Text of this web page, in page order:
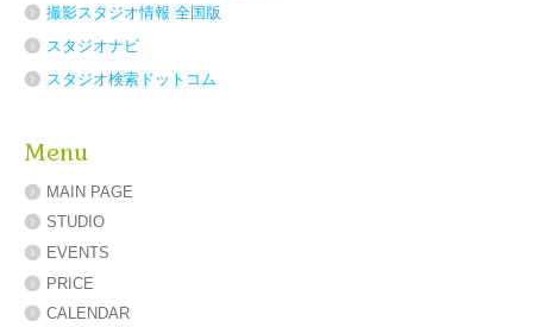
撮影スタジオ情報 全国版
スタジオナビ
スタジオ検索ドットコム
Menu
MAIN PAGE
STUDIO
EVENTS
PRICE
CALENDAR